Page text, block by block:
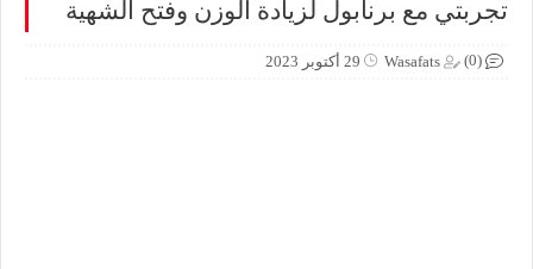
تجربتي مع برنابول لزيادة الوزن وفتح الشهية
Wasafats 29 أكتوبر 2023 (0)